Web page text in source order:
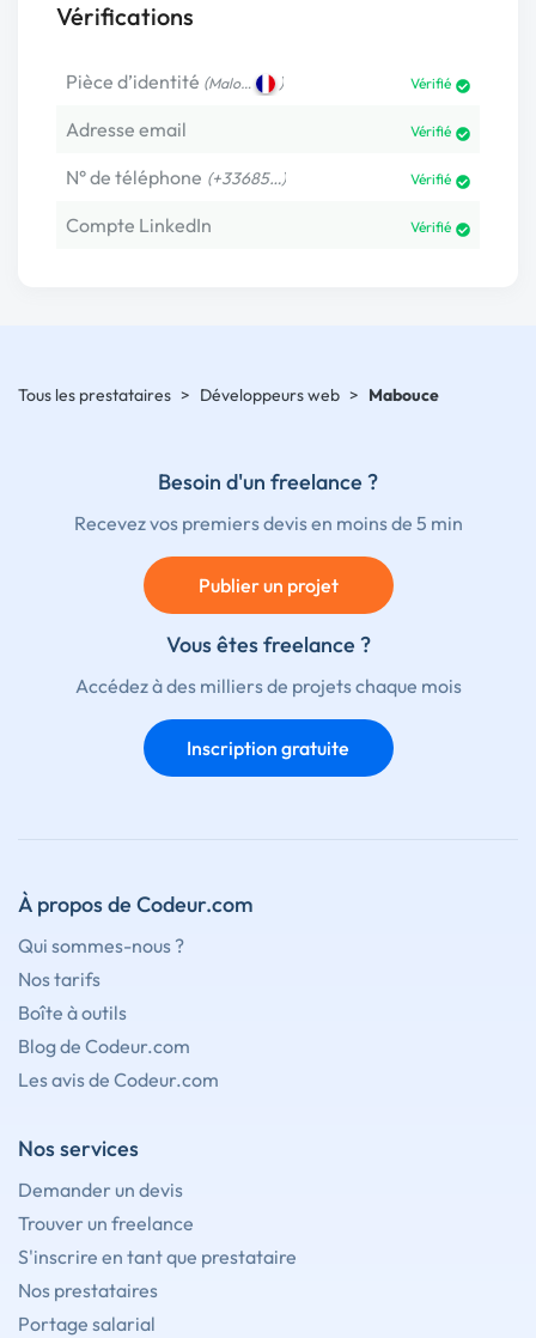
Vérifications
Pièce d’identité (Malo… ) Vérifié
Adresse email Vérifié
N° de téléphone (+33685…) Vérifié
Compte LinkedIn Vérifié
Tous les prestataires > Développeurs web > Mabouce
Besoin d'un freelance ?
Recevez vos premiers devis en moins de 5 min
Publier un projet
Vous êtes freelance ?
Accédez à des milliers de projets chaque mois
Inscription gratuite
À propos de Codeur.com
Qui sommes-nous ?
Nos tarifs
Boîte à outils
Blog de Codeur.com
Les avis de Codeur.com
Nos services
Demander un devis
Trouver un freelance
S'inscrire en tant que prestataire
Nos prestataires
Portage salarial